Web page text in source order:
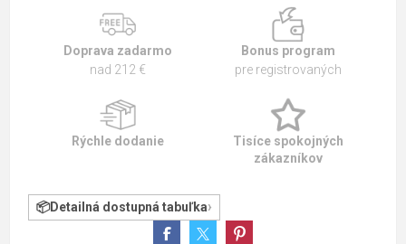
Doprava zadarmo
nad 212 €
Bonus program
pre registrovaných
Rýchle dodanie
Tisíce spokojných
zákazníkov
Detailná dostupná tabuľka